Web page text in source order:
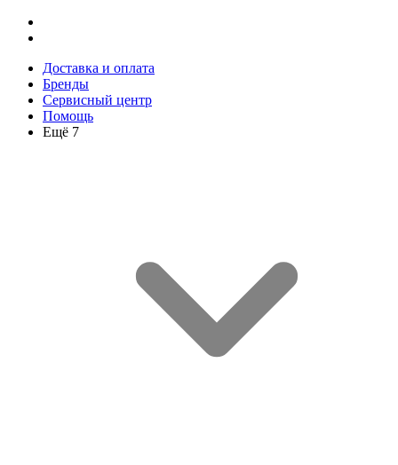
Доставка и оплата
Бренды
Сервисный центр
Помощь
Ещё 7